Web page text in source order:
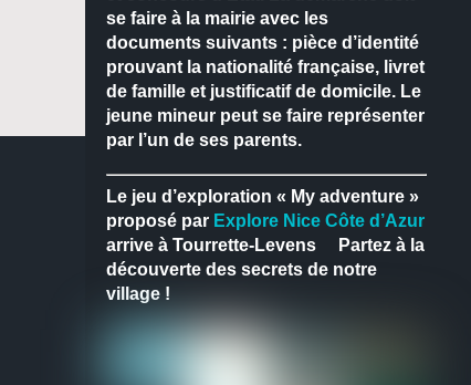
se faire à la mairie avec les
documents suivants : pièce d’identité
prouvant la nationalité française, livret
de famille et justificatif de domicile.Le
jeune mineur peut se faire représenter
par l’un de ses parents.
Le jeu d’exploration « My adventure »
proposé par Explore Nice Côte d’Azur
arrive à Tourrette-Levens
Partez à la
découverte des secrets de notre
village !